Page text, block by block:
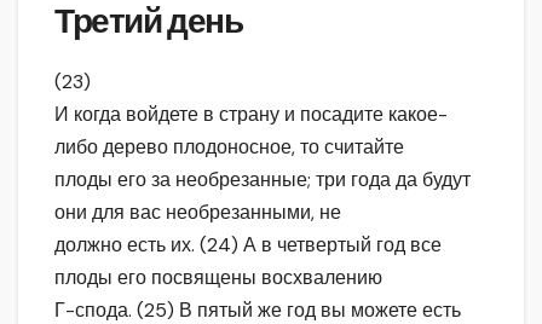
Третий день
(23)
И когда войдете в страну и посадите какое-
либо дерево плодоносное, то считайте
плоды его за необрезанные; три года да будут
они для вас необрезанными, не
должно есть их. (24) А в четвертый год все
плоды его посвящены восхвалению
Г-спода. (25) В пятый же год вы можете есть